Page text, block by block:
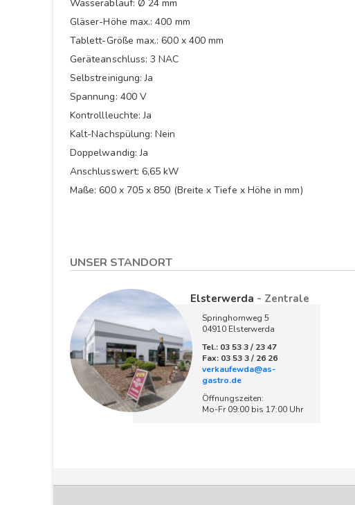
Wasserablauf: Ø 24 mm
Gläser-Höhe max.: 400 mm
Tablett-Größe max.: 600 x 400 mm
Geräteanschluss: 3 NAC
Selbstreinigung: Ja
Spannung: 400 V
Kontrollleuchte: Ja
Kalt-Nachspülung: Nein
Doppelwandig: Ja
Anschlusswert: 6,65 kW
Maße: 600 x 705 x 850 (Breite x Tiefe x Höhe in mm)
UNSER STANDORT
Elsterwerda - Zentrale
Springhornweg 5
04910 Elsterwerda
Tel.: 03 53 3 / 23 47
Fax: 03 53 3 / 26 26
verkaufewda@as-
gastro.de
Öffnungszeiten:
Mo-Fr 09:00 bis 17:00 Uhr